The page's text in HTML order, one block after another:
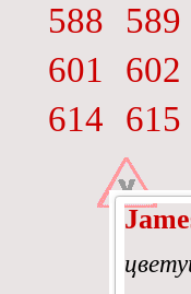
588
589
601
602
614
615